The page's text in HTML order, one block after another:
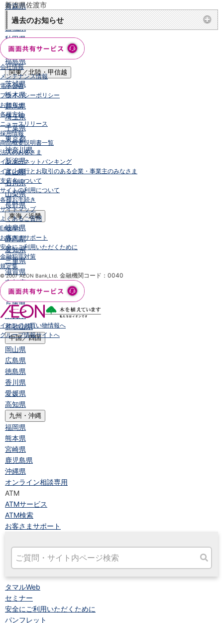
青森県
岩手県
宮城県
秋田県
山形県
福島県
関東／北陸・甲信越
茨城県
栃木県
群馬県
埼玉県
千葉県
東京都
神奈川県
新潟県
富山県
石川県
山梨県
長野県
東海／近畿
岐阜県
静岡県
愛知県
三重県
滋賀県
京都府
大阪府
兵庫県
奈良県
和歌山県
中国／四国
岡山県
広島県
徳島県
香川県
愛媛県
高知県
九州・沖縄
福岡県
熊本県
宮崎県
鹿児島県
沖縄県
オンライン相談専用
ATM
ATMサービス
ATM検索
お客さまサポート
タマルWeb
セミナー
安全にご利用いただくために
パンフレット
新潟県佐渡市
過去のお知らせ
会社情報
メンテナンス情報
電子公告
プライバシーポリシー
お知らせ
各種方針
ニュースリリース
採用情報
商品概要説明書一覧
法人のお客さま
インターネットバンキング
イオン銀行とお取引のある企業・事業主のみなさま
支店名について
サイトの利用について
各種お手続き
サイトマップ
よくあるご質問
English
お客さまサポート
安全にご利用いただくために
金融犯罪対策
規定集
© 2007 AEON Bank,Ltd. 金融機関コード：0040
イオンのお買い物情報へ
グループ情報サイトへ